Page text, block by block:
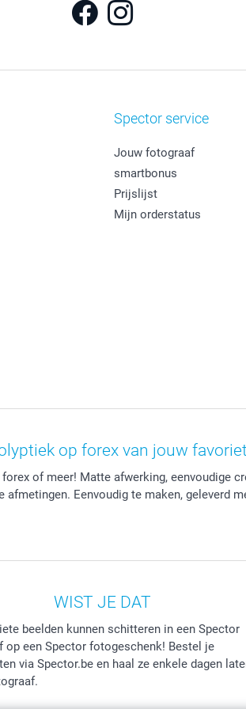
Spector service
Jouw fotograaf
smartbonus
Prijslijst
Mijn orderstatus
op forex van jouw
of meer! Matte afwerking, eenvoudige
Eenvoudig te maken, geleverd
WIST JE DAT
beelden kunnen schitteren in een Spector
op een Spector fotogeschenk! Bestel je
via Spector.be en haal ze enkele dagen